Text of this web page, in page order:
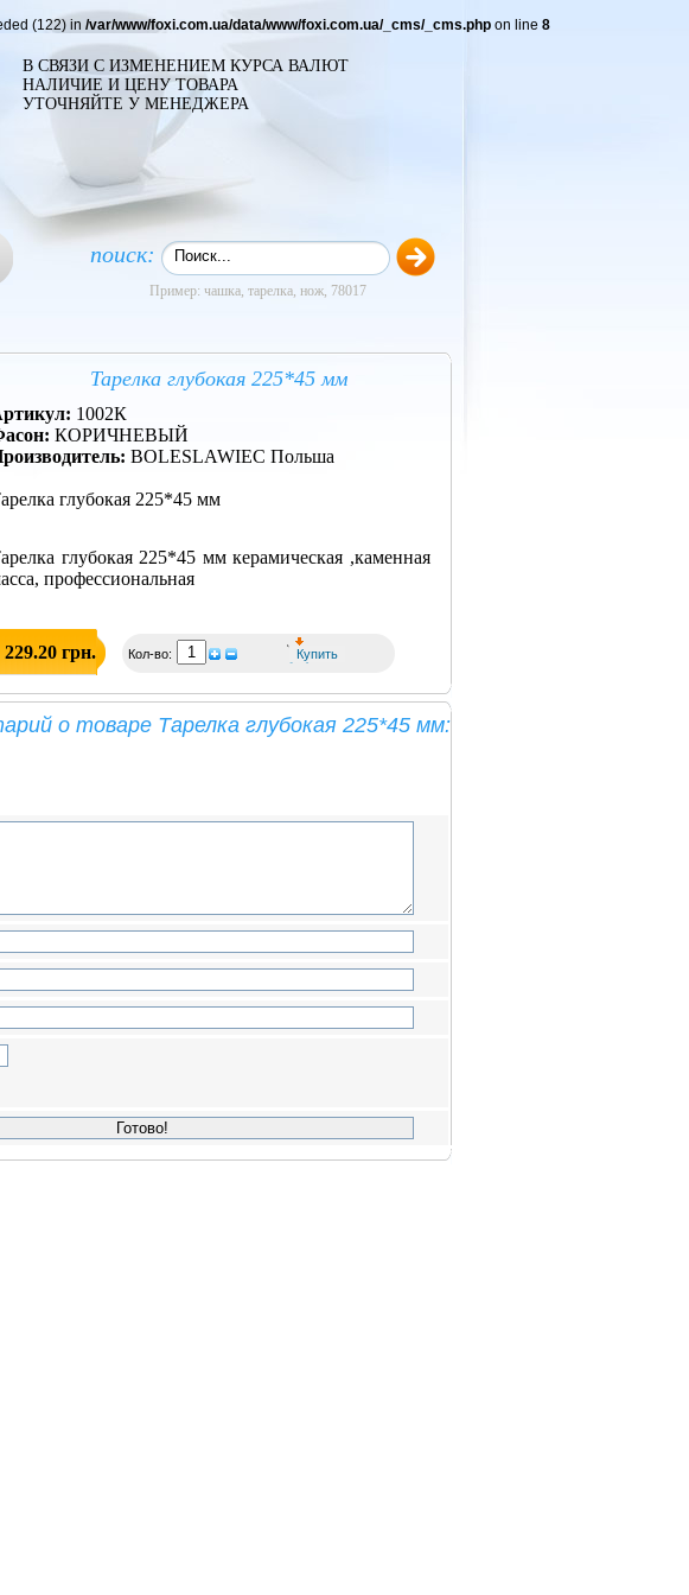
(122) in /var/www/foxi.com.ua/data/www/foxi.com.ua/_cms/_cms.php on line 8
В СВЯЗИ С ИЗМЕНЕНИЕМ КУРСА ВАЛЮТ
НАЛИЧИЕ И ЦЕНУ ТОВАРА
УТОЧНЯЙТЕ У МЕНЕДЖЕРА
поиск:
Пример: чашка, тарелка, нож, 78017
Тарелка глубокая 225*45 мм
1002К
КОРИЧНЕВЫЙ
BOLESLAWIEC Польша
глубокая 225*45 мм
глубокая 225*45 мм керамическая ,каменная
профессиональная
229.20 грн. Кол-во:
о товаре Тарелка глубокая 225*45 мм: